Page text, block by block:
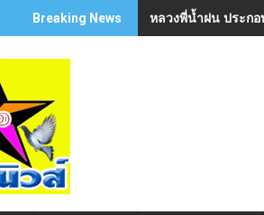
Breaking News หลวงพี่น้ำฝน ประก